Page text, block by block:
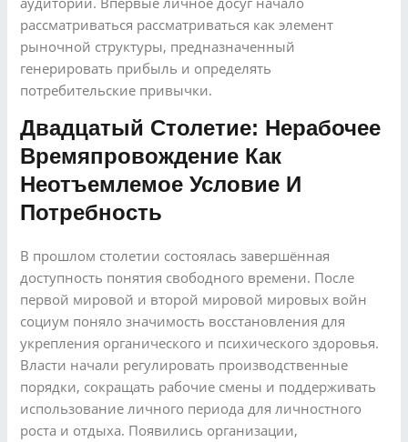
рассматриваться рассматриваться как элемент
рыночной структуры, предназначенный
генерировать прибыль и определять
потребительские привычки.
Двадцатый Столетие: Нерабочее
Времяпровождение Как
Неотъемлемое Условие И
Потребность
В прошлом столетии состоялась завершённая
доступность понятия свободного времени. После
первой мировой и второй мировой мировых войн
социум поняло значимость восстановления для
укрепления органического и психического здоровья.
Власти начали регулировать производственные
порядки, сокращать рабочие смены и поддерживать
использование личного периода для личностного
роста и отдыха. Появились организации,